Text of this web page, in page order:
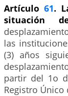
Artículo 61.
situación
las
(3) años
partir del 1o
Registro Único